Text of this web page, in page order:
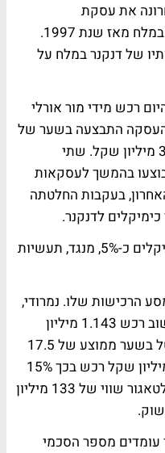
את עסקת
הקניה/מכירה הגדולה ביותר שלו במלח מאז שנת 1997.
של דנקנר במלח על
רכש מידי מור אורלי
העסקה התבצעה בשער של
7 שקלים למניה, ובהיקף של 3.84 מיליון שקל. שתי
בהמשך לעסקאות
בעקבות החלטתה
לדנקנר.
בסיכום שבועי עלו מניות דור כימיקלים כ-5%, מנגד, תעשיות
הרכישות שלו. נמרודי,
בעל השליטה בחברת הכשרת הישוב רכש 1.143 מיליון
ממניות חברת הנדל"ן טאגור קפיטל בשער ממוצע של 17.5
שקל למניה. נמרודי ששילם 20 מיליון שקל רכש בכך 15%
ממניות טאגור. העסקה משקפת לטאגור שווי של 133 מיליון
עומדים מספר הסכמי